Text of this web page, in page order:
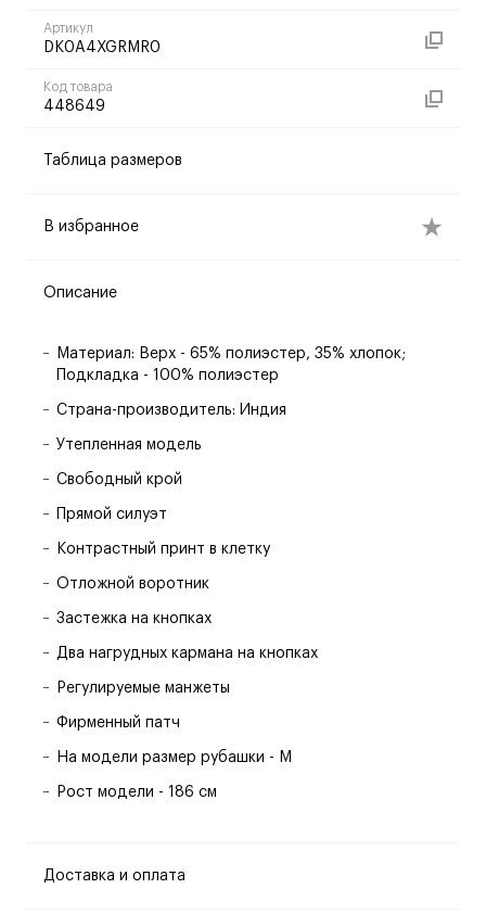
Артикул
DK0A4XGRMR0
Код товара
448649
Таблица размеров
В избранное
Описание
Материал: Верх - 65% полиэстер, 35% хлопок;
Подкладка - 100% полиэстер
Страна-производитель: Индия
Утепленная модель
Свободный крой
Прямой силуэт
Контрастный принт в клетку
Отложной воротник
Застежка на кнопках
Два нагрудных кармана на кнопках
Регулируемые манжеты
Фирменный патч
На модели размер рубашки - M
Рост модели - 186 см
Доставка и оплата